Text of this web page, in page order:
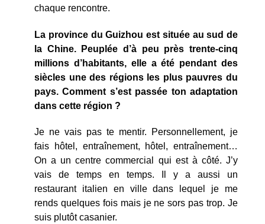
chaque rencontre.
La province du Guizhou est située au sud de
la Chine. Peuplée d’à peu près trente-cinq
millions d’habitants, elle a été pendant des
siècles une des régions les plus pauvres du
pays. Comment s’est passée ton adaptation
dans cette région ?
Je ne vais pas te mentir. Personnellement, je
fais hôtel, entraînement, hôtel, entraînement…
On a un centre commercial qui est à côté. J’y
vais de temps en temps. Il y a aussi un
restaurant italien en ville dans lequel je me
rends quelques fois mais je ne sors pas trop. Je
suis plutôt casanier.